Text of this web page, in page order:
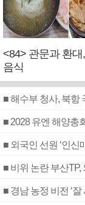
<84> 관문과 환
음식
■ 해수부 청사, 북항
■ 2028 유엔 해양총
■ 외국인 선원 ‘인
■ 비위 논란 부산TP,
■ 경남 농정 비전 ‘